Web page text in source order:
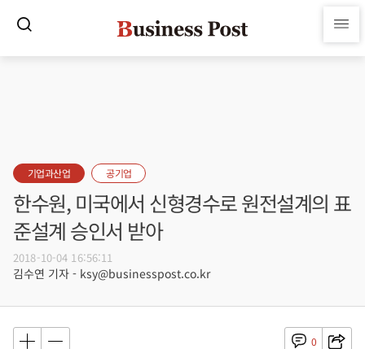
기업과산업 공기업
한수원, 미국에서 신형경수로 원전설계의 표
준설계 승인서 받아
2018-10-04 16:56:11
김수연 기자 - ksy@businesspost.co.kr
0